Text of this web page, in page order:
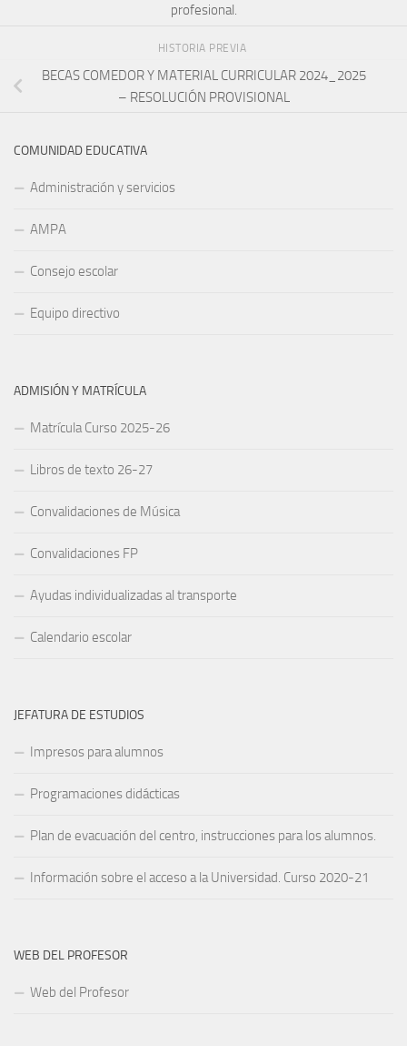
profesional.
HISTORIA PREVIA
BECAS COMEDOR Y MATERIAL CURRICULAR 2024_2025
– RESOLUCIÓN PROVISIONAL
COMUNIDAD EDUCATIVA
Administración y servicios
AMPA
Consejo escolar
Equipo directivo
ADMISIÓN Y MATRÍCULA
Matrícula Curso 2025-26
Libros de texto 26-27
Convalidaciones de Música
Convalidaciones FP
Ayudas individualizadas al transporte
Calendario escolar
JEFATURA DE ESTUDIOS
Impresos para alumnos
Programaciones didácticas
Plan de evacuación del centro, instrucciones para los alumnos.
Información sobre el acceso a la Universidad. Curso 2020-21
WEB DEL PROFESOR
Web del Profesor